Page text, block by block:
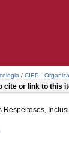
/ CIEP -
cite or link to this
Respeitosos,